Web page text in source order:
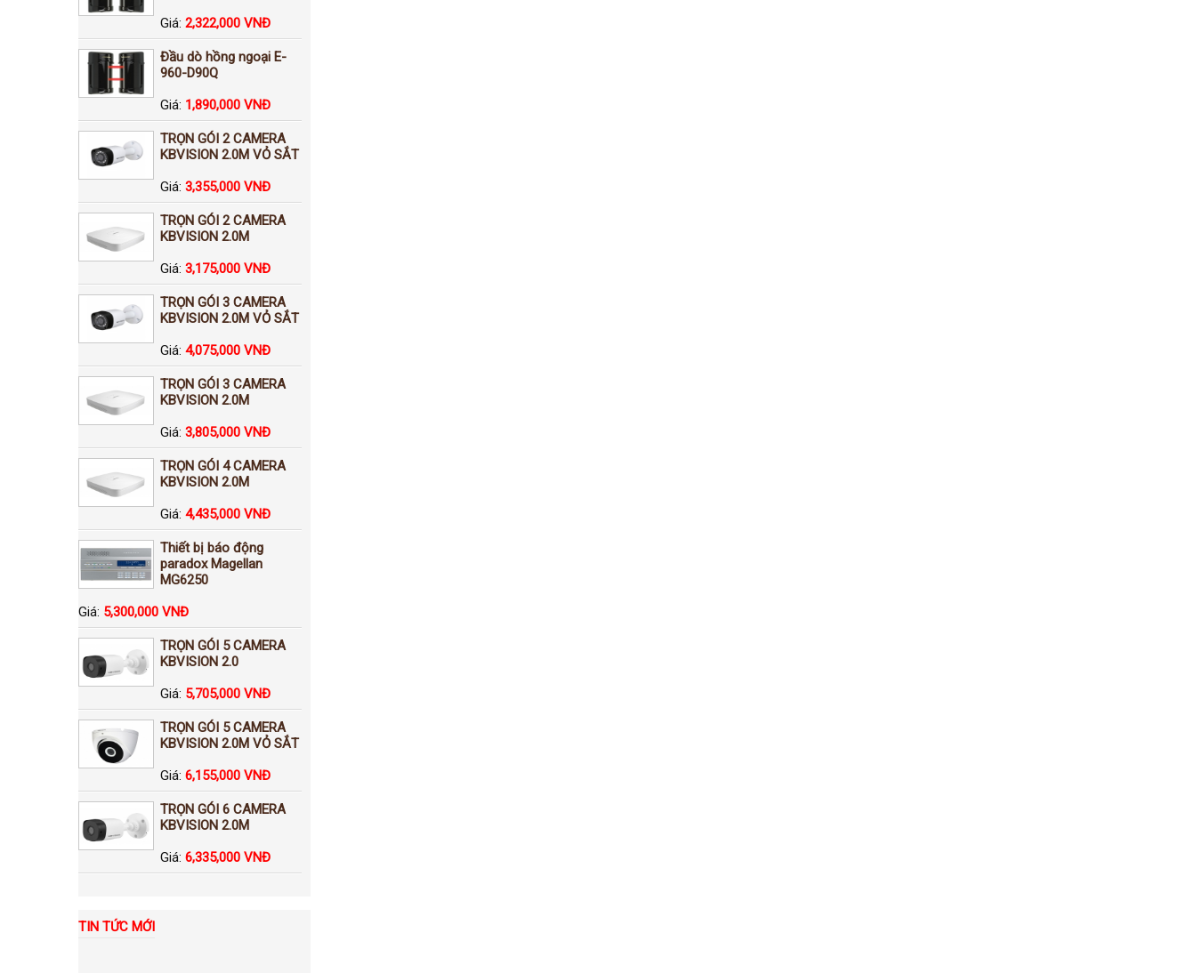
Giá: 2,322,000 VNĐ
Đầu dò hồng ngoại E-
960-D90Q
Giá: 1,890,000 VNĐ
TRỌN GÓI 2 CAMERA
KBVISION 2.0M VỎ SẮT
Giá: 3,355,000 VNĐ
TRỌN GÓI 2 CAMERA
KBVISION 2.0M
Giá: 3,175,000 VNĐ
TRỌN GÓI 3 CAMERA
KBVISION 2.0M VỎ SẮT
Giá: 4,075,000 VNĐ
TRỌN GÓI 3 CAMERA
KBVISION 2.0M
Giá: 3,805,000 VNĐ
TRỌN GÓI 4 CAMERA
KBVISION 2.0M
Giá: 4,435,000 VNĐ
Thiết bị báo động
paradox Magellan
MG6250
Giá: 5,300,000 VNĐ
TRỌN GÓI 5 CAMERA
KBVISION 2.0
Giá: 5,705,000 VNĐ
TRỌN GÓI 5 CAMERA
KBVISION 2.0M VỎ SẮT
Giá: 6,155,000 VNĐ
TRỌN GÓI 6 CAMERA
KBVISION 2.0M
Giá: 6,335,000 VNĐ
TIN TỨC MỚI